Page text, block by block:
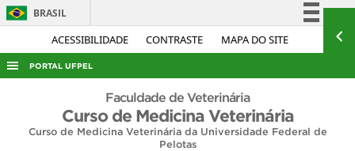
ACESSIBILIDADE CONTRASTE MAPA DO SITE
BRASIL
Simplifique!
Acesso à informação
Legislação
PORTAL UFPEL
ACESSO À INFORMAÇÃO
AUDITORIA
Faculdade de Veterinária
Curso de Medicina Veterinária
Curso de Medicina Veterinária da Universidade Federal de
Pelotas